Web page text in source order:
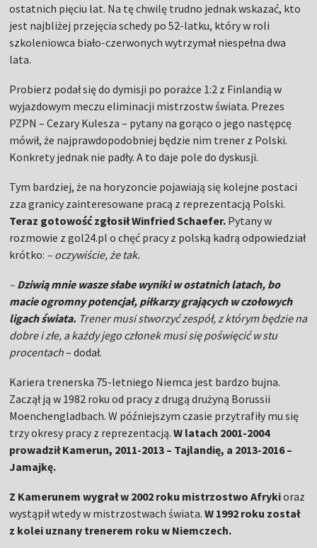
ostatnich pięciu lat. Na tę chwilę trudno jednak wskazać, kto
jest najbliżej przejęcia schedy po 52-latku, który w roli
szkoleniowca biało-czerwonych wytrzymał niespełna dwa
lata.
Probierz podał się do dymisji po porażce 1:2 z Finlandią w
wyjazdowym meczu eliminacji mistrzostw świata. Prezes
PZPN – Cezary Kulesza – pytany na gorąco o jego następcę
mówił, że najprawdopodobniej będzie nim trener z Polski.
Konkrety jednak nie padły. A to daje pole do dyskusji.
Tym bardziej, że na horyzoncie pojawiają się kolejne postaci
zza granicy zainteresowane pracą z reprezentacją Polski.
Teraz gotowość zgłosił Winfried Schaefer. Pytany w
rozmowie z gol24.pl o chęć pracy z polską kadrą odpowiedział
krótko: – oczywiście, że tak.
– Dziwią mnie wasze słabe wyniki w ostatnich latach, bo
macie ogromny potencjał, piłkarzy grających w czołowych
ligach świata. Trener musi stworzyć zespół, z którym będzie na
dobre i złe, a każdy jego członek musi się poświęcić w stu
procentach– dodał.
Kariera trenerska 75-letniego Niemca jest bardzo bujna.
Zaczął ją w 1982 roku od pracy z drugą drużyną Borussii
Moenchengladbach. W późniejszym czasie przytrafiły mu się
trzy okresy pracy z reprezentacją.W latach 2001-2004
prowadził Kamerun, 2011-2013 – Tajlandię, a 2013-2016 –
Jamajkę.
Z Kamerunem wygrał w 2002 roku mistrzostwo Afrykioraz
wystąpił wtedy w mistrzostwach świata.W 1992 roku został
z kolei uznany trenerem roku w Niemczech.